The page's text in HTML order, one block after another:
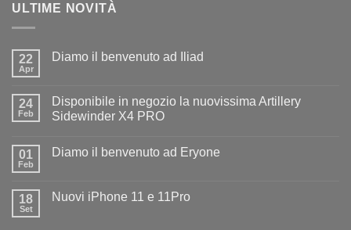
ULTIME NOVITÀ
22
Apr
Diamo il benvenuto ad Iliad
Diamo
il
benvenuto
24
Feb
Disponibile in negozio la nuovissima Artillery
Sidewinder X4 PRO
su
la
nuovissima
01
Feb
Diamo il benvenuto ad Eryone
Diamo
18
Set
Nuovi iPhone 11 e 11Pro